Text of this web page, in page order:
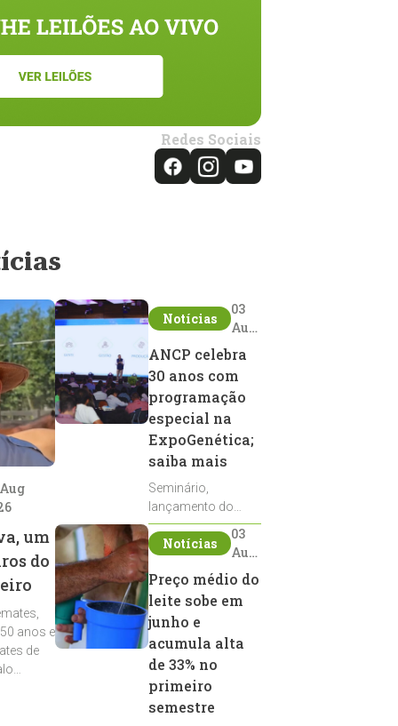
Redes Sociais
um
do
anos e
de
Notícias
03
Aug
ANCP celebra
30 anos com
programação
especial na
ExpoGenética;
saiba mais
Seminário,
lançamento do
Sumário de Touros,
debates, podcast,
reprodutores e
homenagens
integram a
programação da
entidade durante a
ExpoGenética 2026
Notícias
03
Aug
2026
Preço médio do
leite sobe em
junho e
acumula alta
de 33% no
primeiro
semestre